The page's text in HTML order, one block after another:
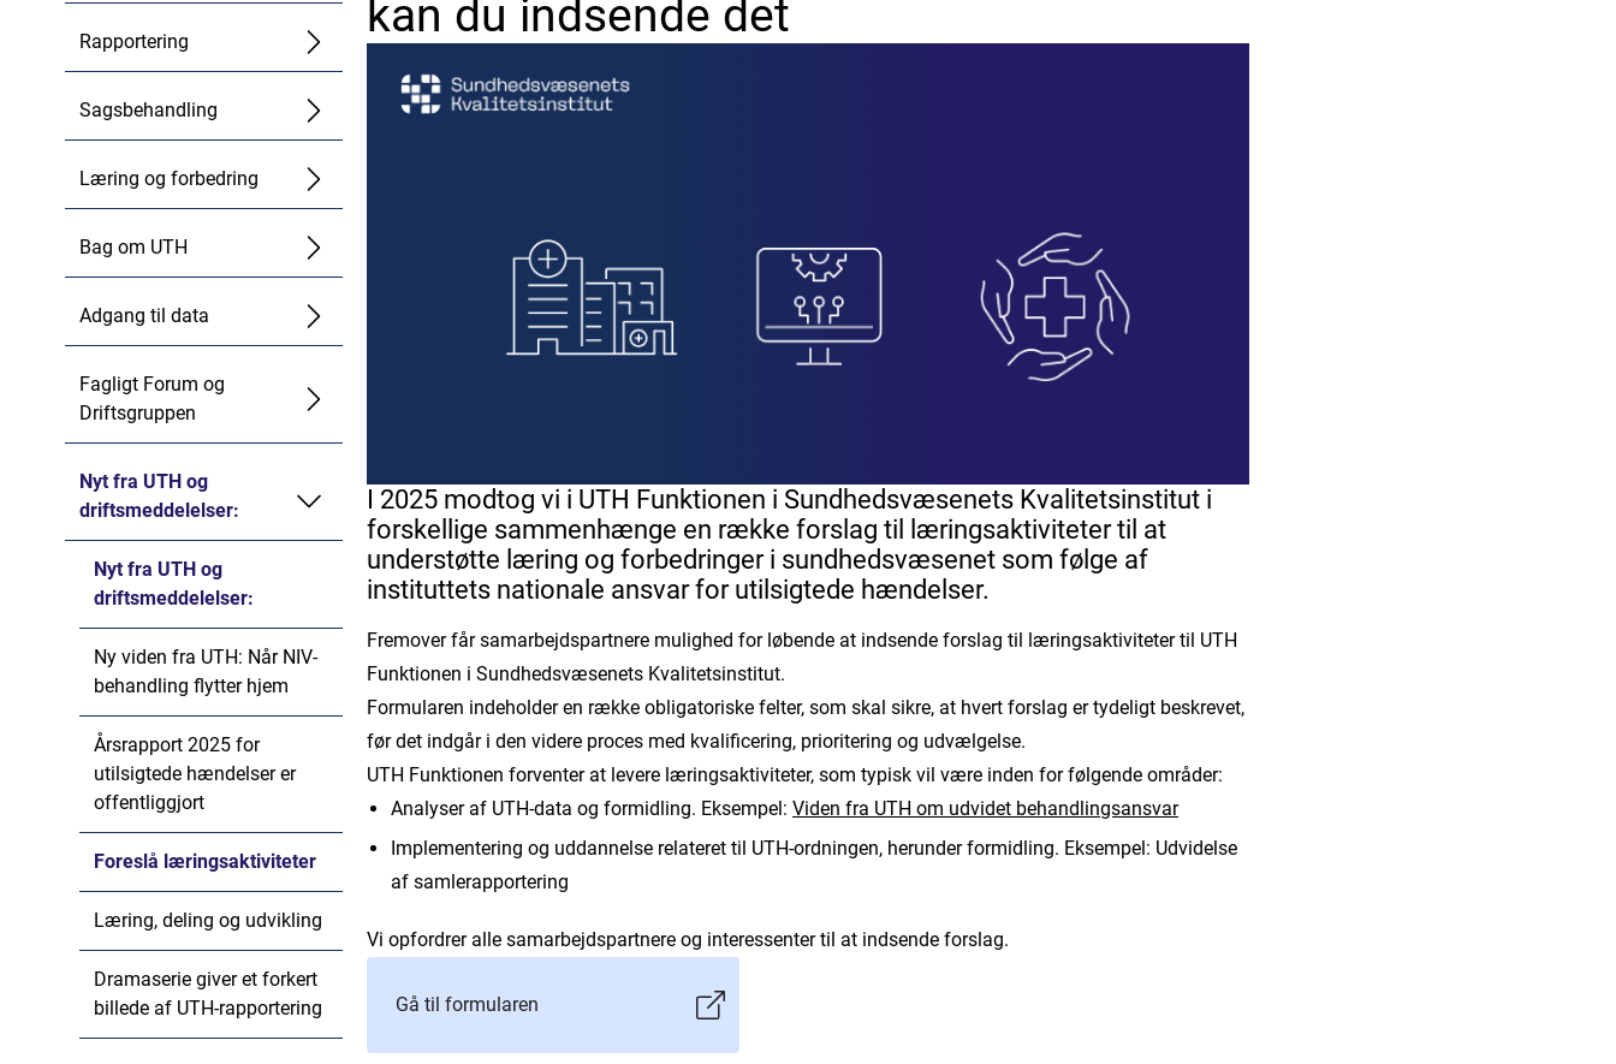
Rapportering
Sagsbehandling
Læring og forbedring
Bag om UTH
Adgang til data
Fagligt Forum og
Driftsgruppen
Nyt fra UTH og
driftsmeddelelser:
Nyt fra UTH og
driftsmeddelelser:
Ny viden fra UTH: Når NIV-
behandling flytter hjem
Årsrapport 2025 for
utilsigtede hændelser er
offentliggjort
Foreslå læringsaktiviteter
Læring, deling og udvikling
Dramaserie giver et forkert
billede af UTH-rapportering
kan du indsende det
I 2025 modtog vi i UTH Funktionen i Sundhedsvæsenets Kvalitetsinstitut i
forskellige sammenhænge en række forslag til læringsaktiviteter til at
understøtte læring og forbedringer i sundhedsvæsenet som følge af
instituttets nationale ansvar for utilsigtede hændelser.
Fremover får samarbejdspartnere mulighed for løbende at indsende forslag til læringsaktiviteter til UTH
Funktionen i Sundhedsvæsenets Kvalitetsinstitut.
Formularen indeholder en række obligatoriske felter, som skal sikre, at hvert forslag er tydeligt beskrevet,
før det indgår i den videre proces med kvalificering, prioritering og udvælgelse.
UTH Funktionen forventer at levere læringsaktiviteter, som typisk vil være inden for følgende områder:
Analyser af UTH-data og formidling. Eksempel:Viden fra UTH om udvidet behandlingsansvar
Implementering og uddannelse relateret til UTH-ordningen, herunder formidling. Eksempel: Udvidelse
af samlerapportering
Vi opfordrer alle samarbejdspartnere og interessenter til at indsende forslag.
Gå til formularen